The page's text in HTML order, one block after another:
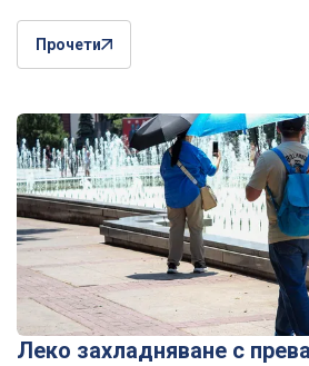
Прочети
Леко захладняване с